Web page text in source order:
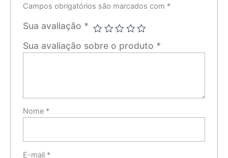
Campos obrigatórios são marcados com *
Sua avaliação *
Sua avaliação sobre o produto *
Nome *
E-mail *